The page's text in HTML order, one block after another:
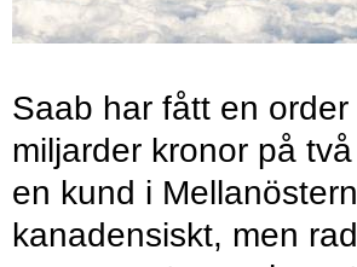
Saab har fått en
miljarder kronor på
en kund i
kanadensiskt, men